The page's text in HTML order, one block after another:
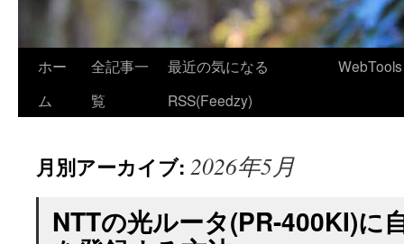
ホー
ム
全記事一
覧
最近の気になる
RSS(Feedzy)
WebTools
月別アーカイブ: 2026年5月
NTTの光ルータ(PR-400KI)に